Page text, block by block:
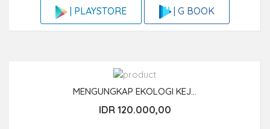
| PLAYSTORE | G BOOK
MENGUNGKAP EKOLOGI KEJ...
IDR 120.000,00